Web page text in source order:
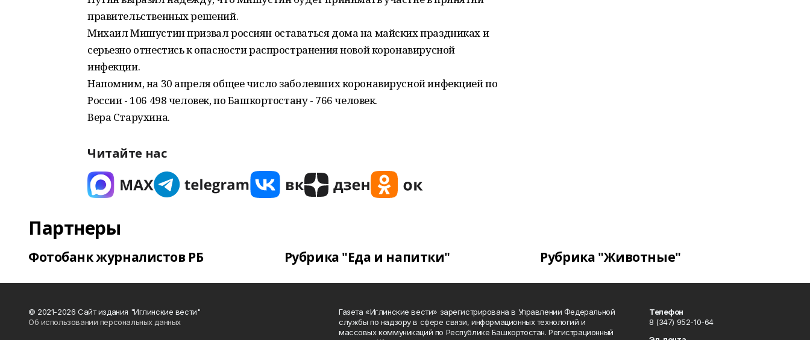
правительственных решений.
Михаил Мишустин призвал россиян оставаться дома на майских праздниках и
серьезно отнестись к опасности распространения новой коронавирусной
инфекции.
Напомним, на 30 апреля общее число заболевших коронавирусной инфекцией по
России - 106 498 человек, по Башкортостану - 766 человек.
Вера Старухина.
Читайте нас
Партнеры
Фотобанк журналистов РБ Рубрика "Еда и напитки" Рубрика "Животные"
© 2021-2026 Сайт издания "Иглинские вести"
Об использовании персональных данных
Газета «Иглинские вести» зарегистрирована в Управлении Федеральной
службы по надзору в сфере связи, информационных технологий и
массовых коммуникаций по Республике Башкортостан. Регистрационный
Телефон
8 (347) 952-10-64